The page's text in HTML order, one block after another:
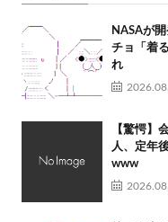
NASAが
チョ「着
れ
【驚愕】
人、定年
www